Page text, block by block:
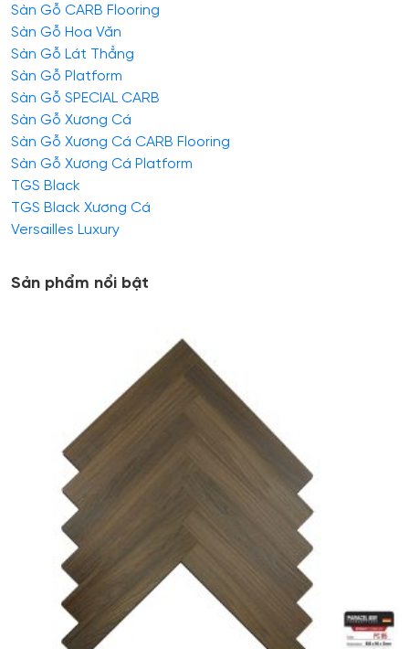
Sàn Gỗ CARB Flooring
Sàn Gỗ Hoa Văn
Sàn Gỗ Lát Thẳng
Sàn Gỗ Platform
Sàn Gỗ SPECIAL CARB
Sàn Gỗ Xương Cá
Sàn Gỗ Xương Cá CARB Flooring
Sàn Gỗ Xương Cá Platform
TGS Black
TGS Black Xương Cá
Versailles Luxury
Sản phẩm nổi bật